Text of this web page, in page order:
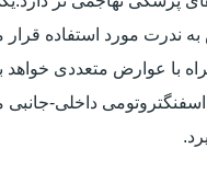
به ندرت مورد استفاده
با عوارض متعددی
اسفنگتروتومی داخلی-